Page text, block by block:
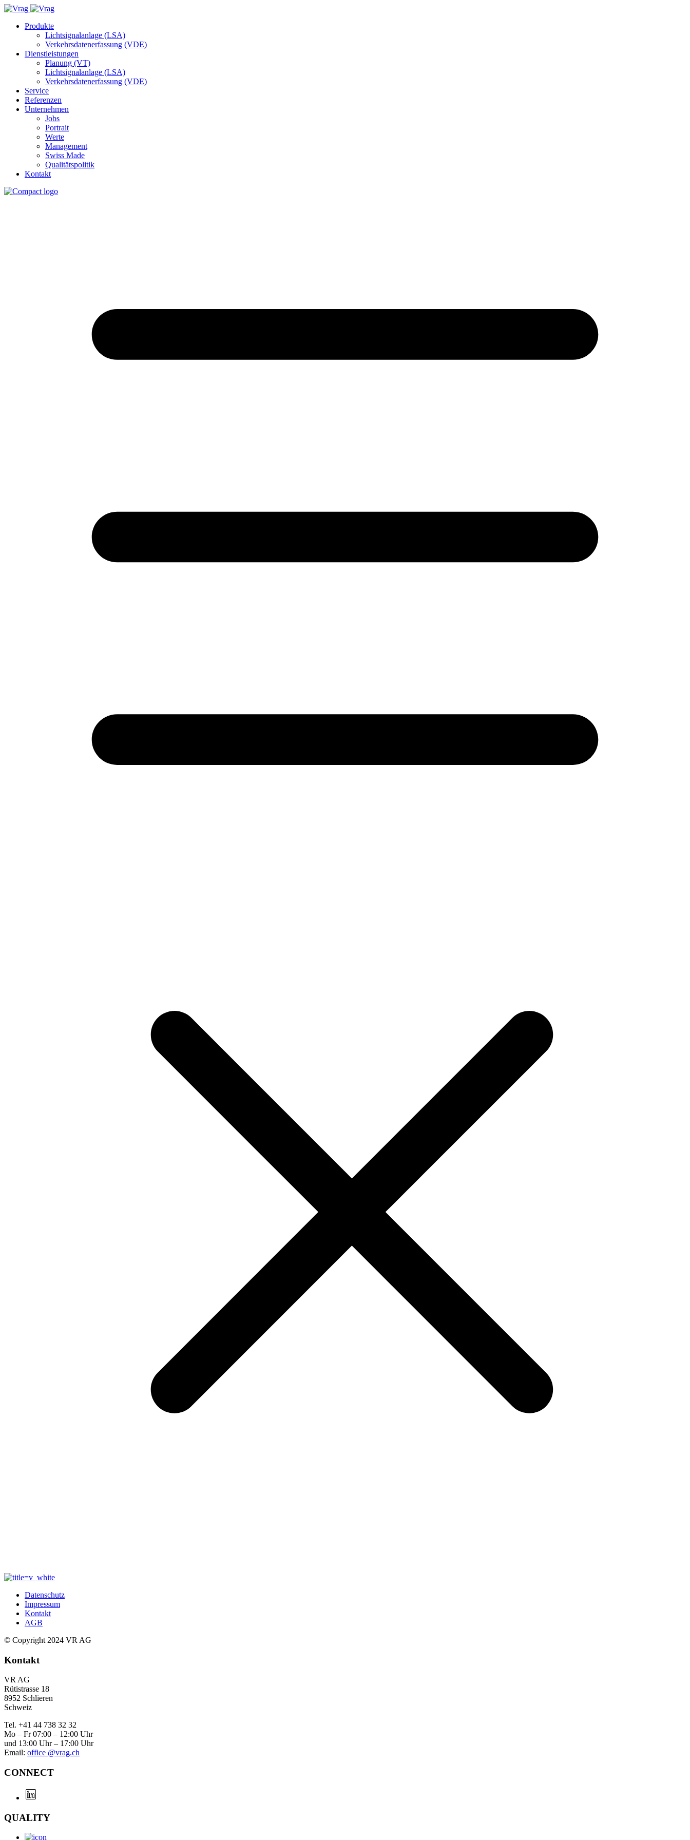
Produkte
Lichtsignalanlage (LSA)
Verkehrsdatenerfassung (VDE)
Dienstleistungen
Planung (VT)
Lichtsignalanlage (LSA)
Verkehrsdatenerfassung (VDE)
Service
Referenzen
Unternehmen
Jobs
Portrait
Werte
Management
Swiss Made
Qualitätspolitik
Kontakt
Datenschutz
Impressum
Kontakt
AGB
© Copyright 2024 VR AG
Kontakt
VR AG
Rütistrasse 18
8952 Schlieren
Schweiz
Tel. +41 44 738 32 32
Mo – Fr 07:00 – 12:00 Uhr
und 13:00 Uhr – 17:00 Uhr
Email: office @vrag.ch
CONNECT
QUALITY